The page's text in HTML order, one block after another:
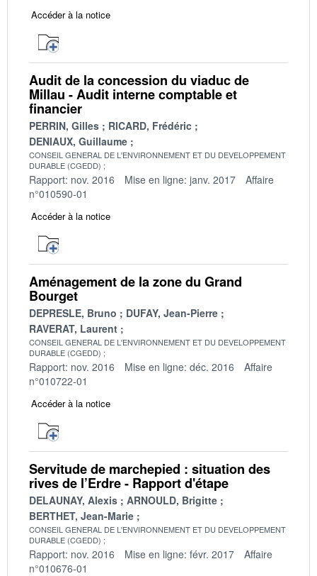
Accéder à la notice
Audit de la concession du viaduc de
Millau - Audit interne comptable et
financier
PERRIN, Gilles
RICARD, Frédéric
DENIAUX, Guillaume
CONSEIL GENERAL DE L'ENVIRONNEMENT ET DU DEVELOPPEMENT
DURABLE (CGEDD)
Rapport: nov. 2016 Mise en ligne: janv. 2017
Affaire
n°010590-01
Accéder à la notice
Aménagement de la zone du Grand
Bourget
DEPRESLE, Bruno
DUFAY, Jean-Pierre
RAVERAT, Laurent
CONSEIL GENERAL DE L'ENVIRONNEMENT ET DU DEVELOPPEMENT
DURABLE (CGEDD)
Rapport: nov. 2016 Mise en ligne: déc. 2016
Affaire
n°010722-01
Accéder à la notice
Servitude de marchepied : situation des
rives de l’Erdre - Rapport d'étape
DELAUNAY, Alexis
ARNOULD, Brigitte
BERTHET, Jean-Marie
CONSEIL GENERAL DE L'ENVIRONNEMENT ET DU DEVELOPPEMENT
DURABLE (CGEDD)
Rapport: nov. 2016 Mise en ligne: févr. 2017
Affaire
n°010676-01